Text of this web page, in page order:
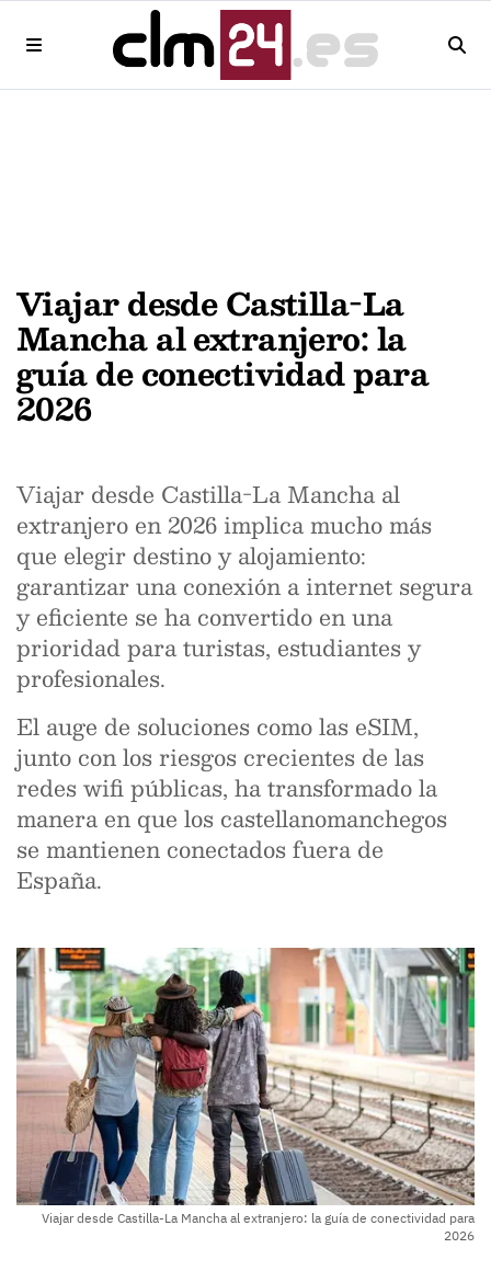
Viajar desde Castilla-La
Mancha al extranjero: la
guía de conectividad para
2026
Viajar desde Castilla-La Mancha al
extranjero en 2026 implica mucho más
que elegir destino y alojamiento:
garantizar una conexión a internet segura
y eficiente se ha convertido en una
prioridad para turistas, estudiantes y
profesionales.
El auge de soluciones como las eSIM,
junto con los riesgos crecientes de las
redes wifi públicas, ha transformado la
manera en que los castellanomanchegos
se mantienen conectados fuera de
España.
Viajar desde Castilla-La Mancha al extranjero: la guía de conectividad para
2026